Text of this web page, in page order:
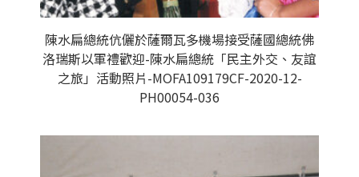
陳水扁總統伉儷於薩爾瓦多機場接受薩國總統佛
洛瑞斯以軍禮歡迎-陳水扁總統「民主外交、友誼
之旅」活動照片-MOFA109179CF-2020-12-
PH00054-036